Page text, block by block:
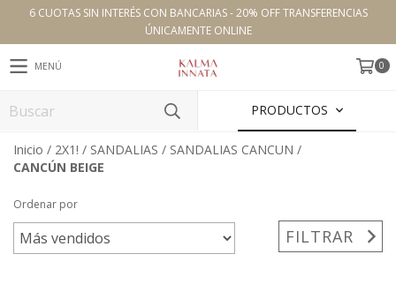
6 CUOTAS SIN INTERÉS CON BANCARIAS - 20% OFF TRANSFERENCIAS
ÚNICAMENTE ONLINE
MENÚ 0
PRODUCTOS
Inicio / 2X1! / SANDALIAS / SANDALIAS CANCUN /
CANCÚN BEIGE
Ordenar por
FILTRAR